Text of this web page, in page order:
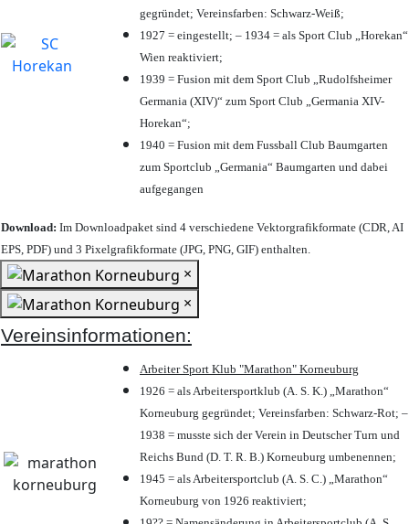
gegründet; Vereinsfarben: Schwarz-Weiß;
1927 = eingestellt; – 1934 = als Sport Club „Horekan“
Wien reaktiviert;
1939 = Fusion mit dem Sport Club „Rudolfsheimer
Germania (XIV)“ zum Sport Club „Germania XIV-
Horekan“;
1940 = Fusion mit dem Fussball Club Baumgarten
zum Sportclub „Germania“ Baumgarten und dabei
aufgegangen
Download: Im Downloadpaket sind 4 verschiedene Vektorgrafikformate (CDR, AI
EPS, PDF) und 3 Pixelgrafikformate (JPG, PNG, GIF) enthalten.
×
×
Vereinsinformationen:
Arbeiter Sport Klub "Marathon" Korneuburg
1926 = als Arbeitersportklub (A. S. K.) „Marathon“
Korneuburg gegründet; Vereinsfarben: Schwarz-Rot; –
1938 = musste sich der Verein in Deutscher Turn und
Reichs Bund (D. T. R. B.) Korneuburg umbenennen;
1945 = als Arbeitersportclub (A. S. C.) „Marathon“
Korneuburg von 1926 reaktiviert;